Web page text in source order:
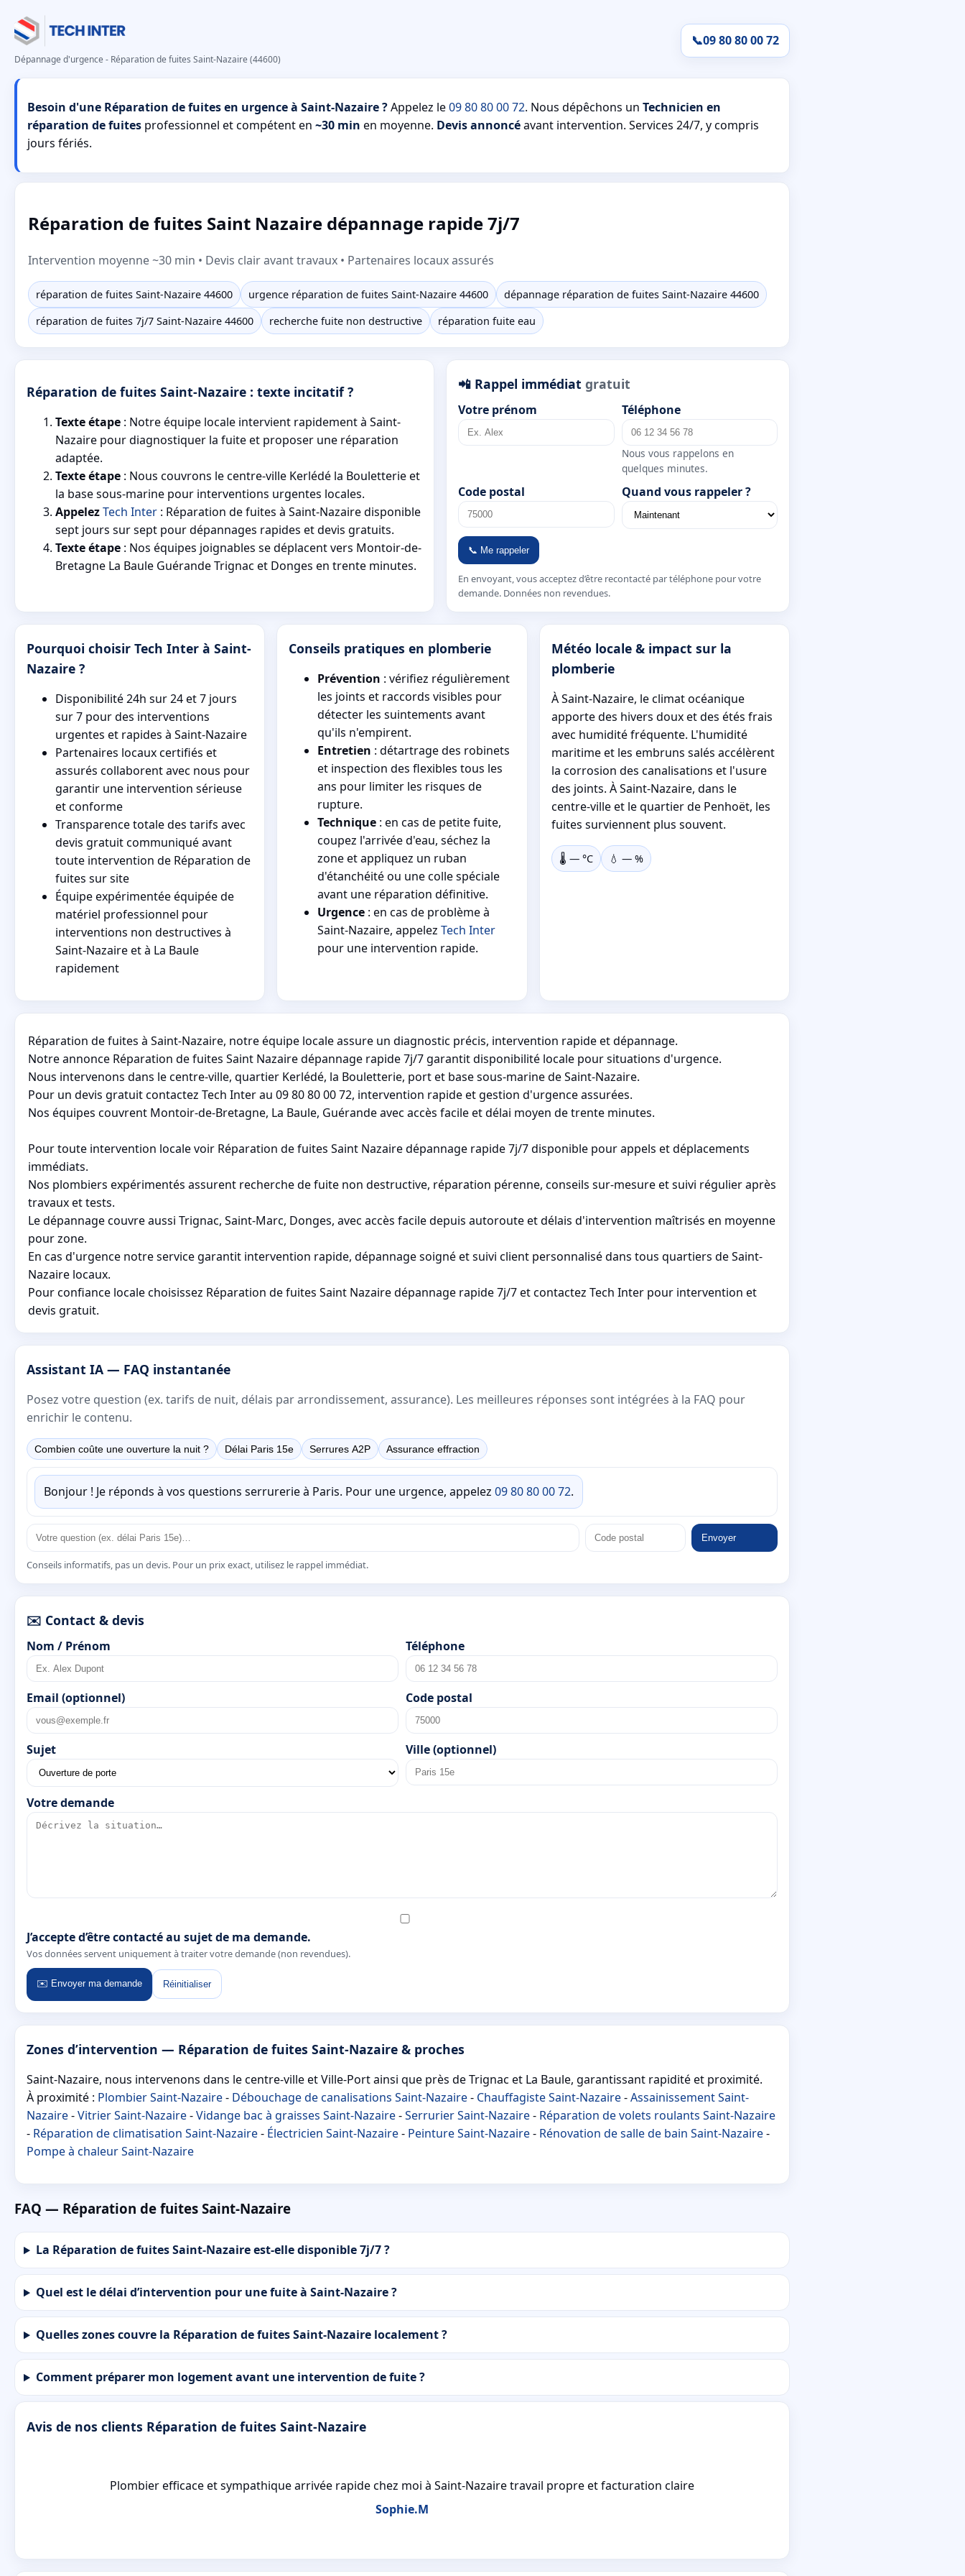
Dépannage d'urgence - Réparation de fuites Saint-Nazaire (44600)
📞09 80 80 00 72
Besoin d'une Réparation de fuites en urgence à Saint-Nazaire ?Appelez le09 80 80 00 72. Nous dépêchons un Technicien en
réparation de fuites professionnel et compétent en ~30 min en moyenne. Devis annoncéavant intervention. Services 24/7, y compris
jours fériés.
Réparation de fuites Saint Nazaire dépannage rapide 7j/7
Intervention moyenne ~30 min • Devis clair avant travaux • Partenaires locaux assurés
réparation de fuites Saint-Nazaire 44600 urgence réparation de fuites Saint-Nazaire 44600
dépannage réparation de fuites Saint-Nazaire 44600
réparation de fuites 7j/7 Saint-Nazaire 44600
recherche fuite non destructive réparation fuite eau
Réparation de fuites Saint-Nazaire : texte incitatif ?
Texte étape : Notre équipe locale intervient rapidement à Saint-
Nazaire pour diagnostiquer la fuite et proposer une réparation
adaptée.
Texte étape : Nous couvrons le centre-ville Kerlédé la Bouletterie et
la base sous-marine pour interventions urgentes locales.
AppelezTech Inter : Réparation de fuites à Saint-Nazaire disponible
sept jours sur sept pour dépannages rapides et devis gratuits.
Texte étape : Nos équipes joignables se déplacent vers Montoir-de-
Bretagne La Baule Guérande Trignac et Donges en trente minutes.
📲 Rappel immédiatgratuit
Votre prénom Téléphone
Nous vous rappelons en
quelques minutes.
Code postal Quand vous rappeler ?
📞 Me rappeler
En envoyant, vous acceptez d’être recontacté par téléphone pour votre
demande. Données non revendues.
Pourquoi choisir Tech Inter à Saint-
Nazaire ?
Disponibilité 24h sur 24 et 7 jours
sur 7 pour des interventions
urgentes et rapides à Saint-Nazaire
Partenaires locaux certifiés et
assurés collaborent avec nous pour
garantir une intervention sérieuse
et conforme
Transparence totale des tarifs avec
devis gratuit communiqué avant
toute intervention de Réparation de
fuites sur site
Équipe expérimentée équipée de
matériel professionnel pour
interventions non destructives à
Saint-Nazaire et à La Baule
rapidement
Conseils pratiques en plomberie
Prévention : vérifiez régulièrement
les joints et raccords visibles pour
détecter les suintements avant
qu'ils n'empirent.
Entretien : détartrage des robinets
et inspection des flexibles tous les
ans pour limiter les risques de
rupture.
Technique : en cas de petite fuite,
coupez l'arrivée d'eau, séchez la
zone et appliquez un ruban
d'étanchéité ou une colle spéciale
avant une réparation définitive.
Urgence : en cas de problème à
Saint-Nazaire, appelezTech Inter
pour une intervention rapide.
Météo locale & impact sur la
plomberie
À Saint-Nazaire, le climat océanique
apporte des hivers doux et des étés frais
avec humidité fréquente. L'humidité
maritime et les embruns salés accélèrent
la corrosion des canalisations et l'usure
des joints. À Saint-Nazaire, dans le
centre-ville et le quartier de Penhoët, les
fuites surviennent plus souvent.
🌡️ —°C 💧 —%
Réparation de fuites à Saint-Nazaire, notre équipe locale assure un diagnostic précis, intervention rapide et dépannage.
Notre annonce Réparation de fuites Saint Nazaire dépannage rapide 7j/7 garantit disponibilité locale pour situations d'urgence.
Nous intervenons dans le centre-ville, quartier Kerlédé, la Bouletterie, port et base sous-marine de Saint-Nazaire.
Pour un devis gratuit contactez Tech Inter au 09 80 80 00 72, intervention rapide et gestion d'urgence assurées.
Nos équipes couvrent Montoir-de-Bretagne, La Baule, Guérande avec accès facile et délai moyen de trente minutes.
Pour toute intervention locale voir Réparation de fuites Saint Nazaire dépannage rapide 7j/7 disponible pour appels et déplacements
immédiats.
Nos plombiers expérimentés assurent recherche de fuite non destructive, réparation pérenne, conseils sur-mesure et suivi régulier après
travaux et tests.
Le dépannage couvre aussi Trignac, Saint-Marc, Donges, avec accès facile depuis autoroute et délais d'intervention maîtrisés en moyenne
pour zone.
En cas d'urgence notre service garantit intervention rapide, dépannage soigné et suivi client personnalisé dans tous quartiers de Saint-
Nazaire locaux.
Pour confiance locale choisissez Réparation de fuites Saint Nazaire dépannage rapide 7j/7 et contactez Tech Inter pour intervention et
devis gratuit.
Assistant IA — FAQ instantanée
Posez votre question (ex. tarifs de nuit, délais par arrondissement, assurance). Les meilleures réponses sont intégrées à la FAQ pour
enrichir le contenu.
Combien coûte une ouverture la nuit ? Délai Paris 15e Serrures A2P Assurance effraction
Bonjour ! Je réponds à vos questions serrurerie à Paris. Pour une urgence, appelez 09 80 80 00 72.
Envoyer
Conseils informatifs, pas un devis. Pour un prix exact, utilisez le rappel immédiat.
✉️ Contact & devis
Nom / Prénom Téléphone
Email (optionnel) Code postal
Sujet Ville (optionnel)
Votre demande
J’accepte d’être contacté au sujet de ma demande.
Vos données servent uniquement à traiter votre demande (non revendues).
✉️ Envoyer ma demande Réinitialiser
Zones d’intervention — Réparation de fuites Saint-Nazaire & proches
Saint-Nazaire, nous intervenons dans le centre-ville et Ville-Port ainsi que près de Trignac et La Baule, garantissant rapidité et proximité.
À proximité : Plombier Saint-Nazaire- Débouchage de canalisations Saint-Nazaire- Chauffagiste Saint-Nazaire-Assainissement Saint-
Nazaire-Vitrier Saint-Nazaire-Vidange bac à graisses Saint-Nazaire-Serrurier Saint-Nazaire- Réparation de volets roulants Saint-Nazaire
- Réparation de climatisation Saint-Nazaire- Électricien Saint-Nazaire- Peinture Saint-Nazaire- Rénovation de salle de bain Saint-Nazaire-
Pompe à chaleur Saint-Nazaire
FAQ — Réparation de fuites Saint-Nazaire
La Réparation de fuites Saint-Nazaire est-elle disponible 7j/7 ?
Quel est le délai d’intervention pour une fuite à Saint-Nazaire ?
Quelles zones couvre la Réparation de fuites Saint-Nazaire localement ?
Comment préparer mon logement avant une intervention de fuite ?
Avis de nos clients Réparation de fuites Saint-Nazaire
Plombier efficace et sympathique arrivée rapide chez moi à Saint-Nazaire travail propre et facturation claire
Sophie.M